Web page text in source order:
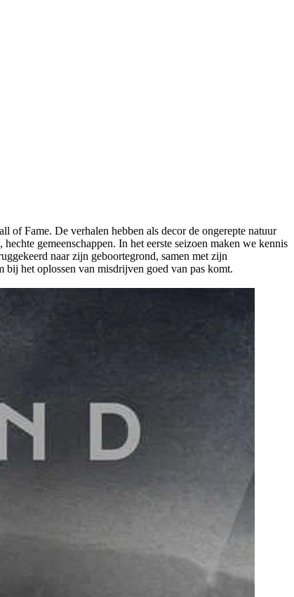
of Fame. De verhalen hebben als decor de ongerepte natuur
gemeenschappen. In het eerste seizoen maken we kennis
naar zijn geboortegrond, samen met zijn
bij het oplossen van misdrijven goed van pas komt.